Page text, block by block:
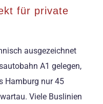
für private
ausgezeichnet
A1 gelegen,
Hamburg nur 45
Viele Buslinien